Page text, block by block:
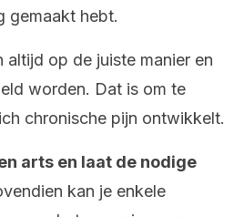
gemaakt hebt.
altijd op de juiste manier en
worden. Dat is om te
chronische pijn ontwikkelt.
arts en laat de nodige
kan je enkele